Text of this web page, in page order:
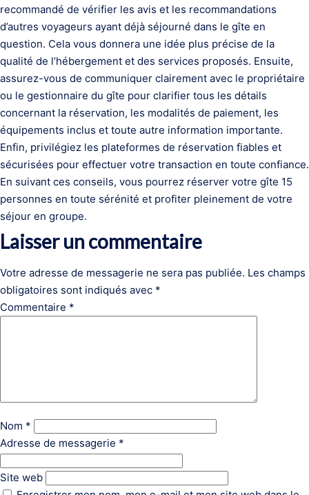
recommandé de vérifier les avis et les recommandations
d’autres voyageurs ayant déjà séjourné dans le gîte en
question. Cela vous donnera une idée plus précise de la
qualité de l’hébergement et des services proposés. Ensuite,
assurez-vous de communiquer clairement avec le propriétaire
ou le gestionnaire du gîte pour clarifier tous les détails
concernant la réservation, les modalités de paiement, les
équipements inclus et toute autre information importante.
Enfin, privilégiez les plateformes de réservation fiables et
sécurisées pour effectuer votre transaction en toute confiance.
En suivant ces conseils, vous pourrez réserver votre gîte 15
personnes en toute sérénité et profiter pleinement de votre
séjour en groupe.
Laisser un commentaire
Votre adresse de messagerie ne sera pas publiée. Les champs
obligatoires sont indiqués avec *
Commentaire *
Nom *
Adresse de messagerie *
Site web